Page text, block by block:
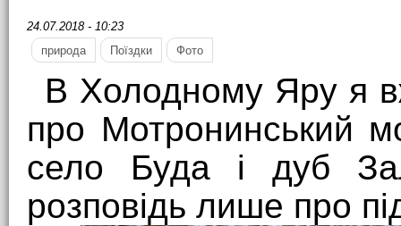
24.07.2018 - 10:23
природа
Поїздки Фото
В Холодному Яру я
про Мотронинський
село Буда і дуб
розповідь лише про